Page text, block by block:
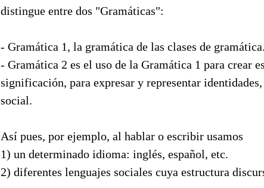
distingue entre dos "Gramáticas":
- Gramática 1, la gramática de las clases de gramática.
- Gramática 2 es el uso de la Gramática 1 para crear
significación, para expresar y representar
social.
Así pues, por ejemplo, al hablar o escribir usamos
1) un determinado idioma: inglés, español, etc.
2) diferentes lenguajes sociales cuya estructura